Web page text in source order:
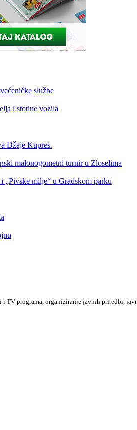
službe
i stotine vozila
Džaje Kupres.
malonogometni turnir u Zloselima
milje“ u Gradskom parku
TV programa, organiziranje javnih priredbi,